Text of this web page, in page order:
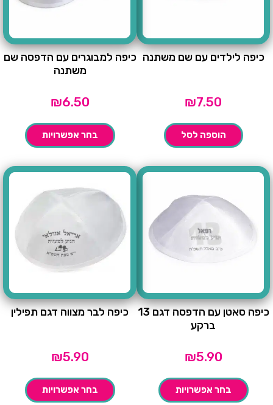
כיפה לילדים עם שם משתנה
₪7.50
הוספה לסל
כיפה למבוגרים עם הדפסה שם
משתנה
₪6.50
בחר אפשרויות
כיפה סאטן עם הדפסה דגם 13
ברקע
₪5.90
בחר אפשרויות
כיפה לבר מצווה דגם תפילין
₪5.90
בחר אפשרויות